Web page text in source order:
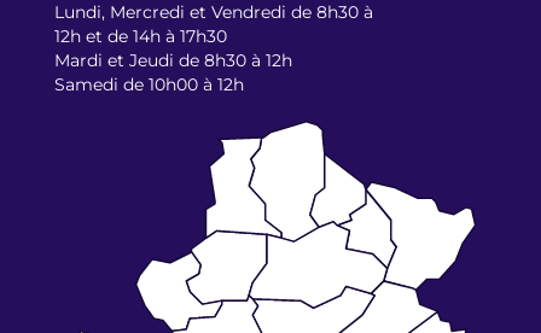
Lundi, Mercredi et Vendredi de 8h30 à
12h et de 14h à 17h30
Mardi et Jeudi de 8h30 à 12h
Samedi de 10h00 à 12h